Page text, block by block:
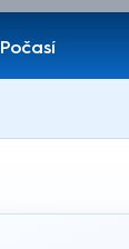
Počasí